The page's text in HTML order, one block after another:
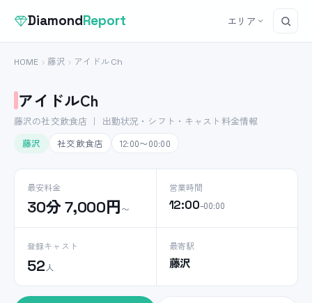
DiamondReport エリア
HOME 藤沢 アイドルCh
アイドルCh
藤沢の社交飲食店 ｜ 出勤状況・シフト・キャスト料金情報
藤沢
社交飲食店 12:00〜00:00
最安料金
30分 7,000円〜
営業時間
12:00–00:00
登録キャスト
52 人
最寄駅
藤沢